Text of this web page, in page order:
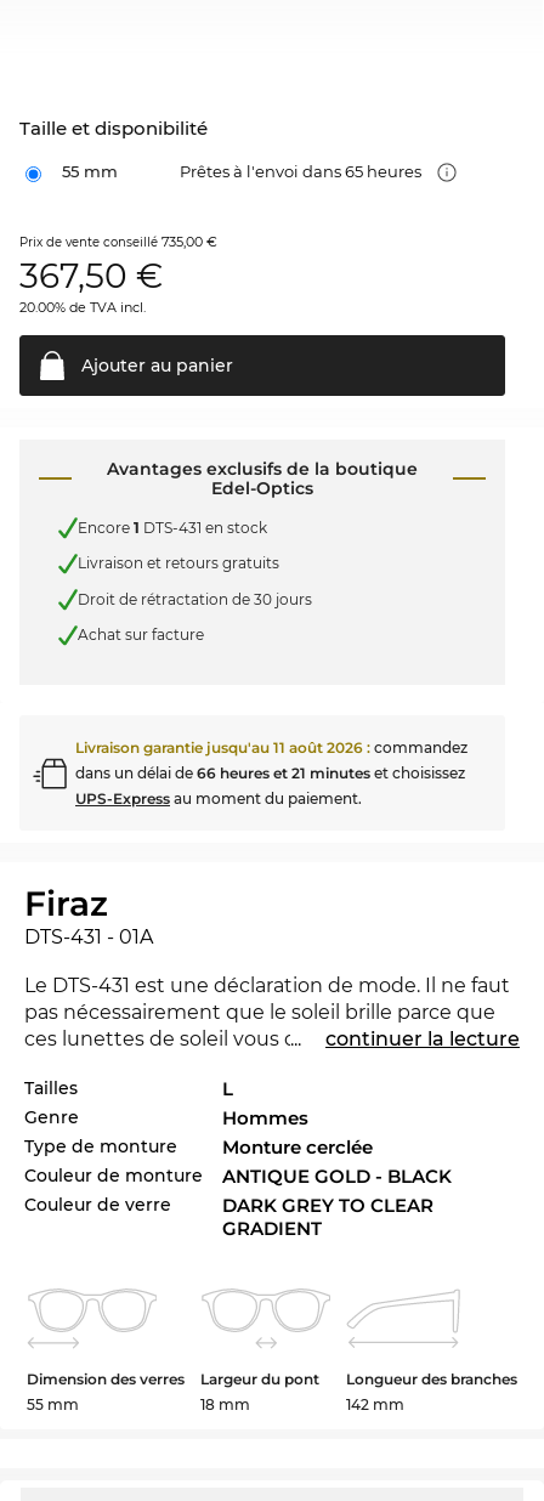
Taille et disponibilité
55 mm Prêtes à l'envoi dans 65 heures
Prix de vente conseillé 735,00 €
367,50 €
20.00% de TVA incl.
Ajouter au panier
Avantages exclusifs de la boutique
Edel-Optics
Encore 1 DTS-431 en stock
Livraison et retours gratuits
Droit de rétractation de 30 jours
Achat sur facture
Livraison garantie jusqu'au 11 août 2026 : commandez
dans un délai de 66 heures et 21 minutes et choisissez
UPS-Express au moment du paiement.
Firaz
DTS-431 - 01A
Le DTS-431 est une déclaration de mode. Il ne faut
pas nécessairement que le soleil brille parce que
ces lunettes de soleil vous donne une sensation
DITAtu peux montrer que tu es pionnière. Pour la
saison courant la marque se distingue avec sa
collection pour 2023. Vous préférez une autre
couleur pour votre tenue Venez-voir les autres
styles de DTS-431 dans l’assortiment de la marque
DITA de 2022 et 2023.
complètement intégrés dans la monture. Pour les
gens qui portent des lunettes de conviction il n’y a
noble permet les lignes filigranes et crée une
extraordinaire facilité en apparence. En outre, les
... continuer la lecture
Tailles L
Genre Hommes
Type de monture Monture cerclée
Couleur de monture ANTIQUE GOLD - BLACK
Couleur de verre
DARK GREY TO CLEAR
GRADIENT
Dimension des verres
55 mm
Largeur du pont
18 mm
Longueur des branches
142 mm